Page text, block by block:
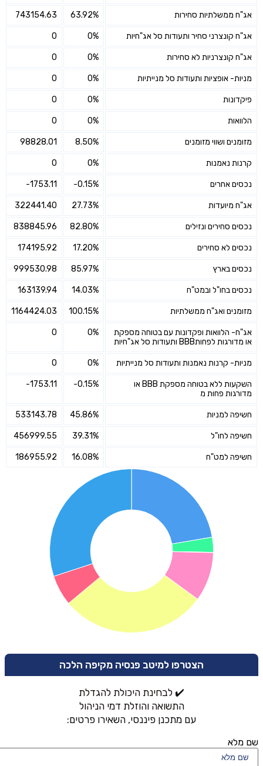
אג"ח ממשלתיות סחירות 63.92%
743154.63
אג"ח קונצרני סחיר ותעודות סל אג"חיות 0%
0
אג"ח קונצרניות לא סחירות 0%
0
מניות- אופציות ותעודות סל מנייתיות 0%
0
פיקדונות 0%
0
הלוואות 0%
0
מזומנים ושווי מזומנים 8.50%
98828.01
קרנות נאמנות 0%
0
נכסים אחרים -0.15%
-1753.11
אג"ח מיועדות 27.73%
322441.40
נכסים סחירים ונזילים 82.80%
838845.96
נכסים לא סחירים 17.20%
174195.92
נכסים בארץ 85.97%
999530.98
נכסים בחו"ל ובמט"ח 14.03%
163139.94
מזומנים ואג"ח ממשלתיות 100.15%
1164424.03
אג"ח- הלוואות ופקדונות עם בטוחה מספקת
או מדורגות לפחותBBB ותעודות סל אג"חיות
0%
0
מניות- קרנות נאמנות ותעודות סל מנייתיות 0%
0
השקעות ללא בטוחה מספקת BBB או
מדורגות פחות מ
-0.15%
-1753.11
חשיפה למניות 45.86%
533143.78
חשיפה לחו"ל 39.31%
456999.55
חשיפה למט"ח 16.08%
186955.92
הצטרפו למיטב פנסיה מקיפה הלכה
✔️ לבחינת היכולת להגדלת
התשואה והוזלת דמי הניהול
עם מתכנן פיננסי, השאירו פרטים:
שם מלא